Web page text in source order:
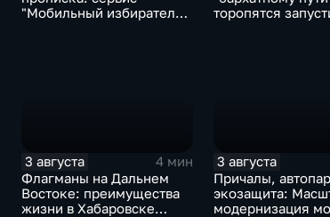
"Мобильный избиратель"
торопятся
3 августа
4 мин
Флагманы на Дальнем
Востоке: преимущества
жизни в Хабаровске
3 августа
Причалы,
экозащита:
модернизация